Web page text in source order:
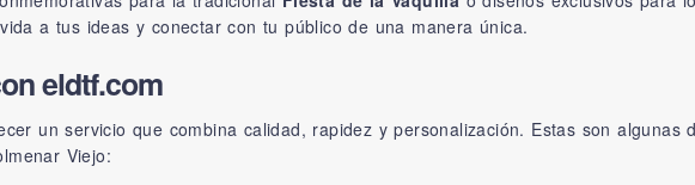
a tus ideas y conectar con tu público de una manera única.
eldtf.com
un servicio que combina calidad, rapidez y personalización. Estas son
Viejo: